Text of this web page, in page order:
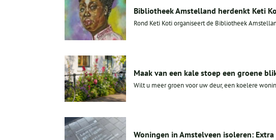
Bibliotheek Amstelland herdenkt Keti
Rond Keti Koti organiseert de Bibliotheek
Maak van een kale stoep een groene
Wilt u meer groen voor uw deur, een koelere
Woningen in Amstelveen isoleren: